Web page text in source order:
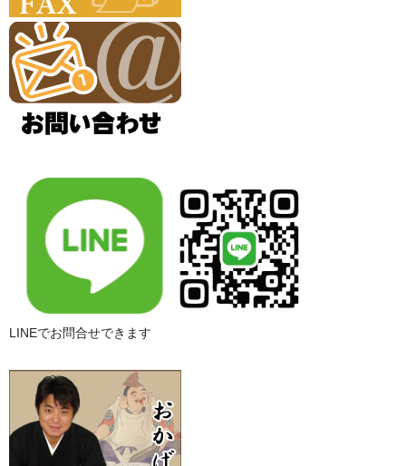
LINEでお問合せできます